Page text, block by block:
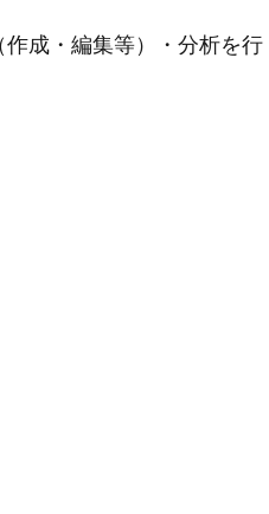
成・編集等）・分析を行